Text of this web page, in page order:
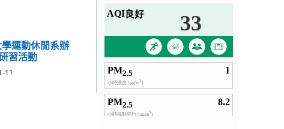
運動休閒系辦
習活動
11